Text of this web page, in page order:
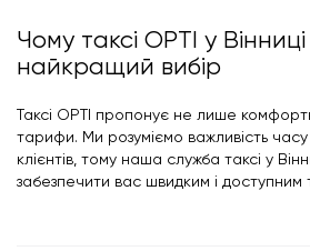
Чому таксі OPTI у
найкращий вибір
Таксі OPTI пропонує не лише
тарифи. Ми розуміємо важливість
клієнтів, тому наша служба таксі у
забезпечити вас швидким і